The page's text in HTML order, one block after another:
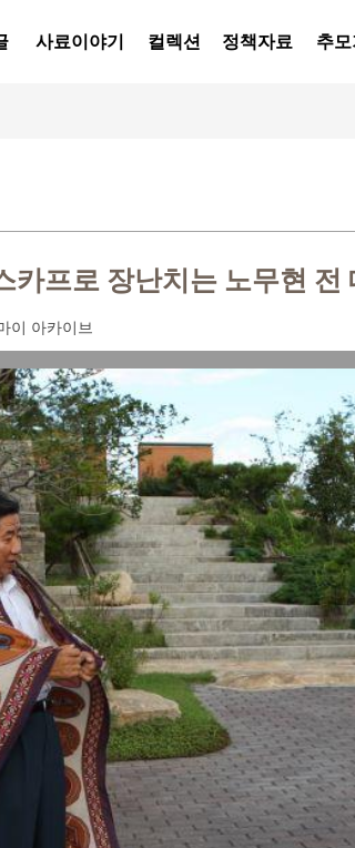
사료이야기 컬렉션 정책자료 추
카프로 장난치는 노무현 전
이 아카이브